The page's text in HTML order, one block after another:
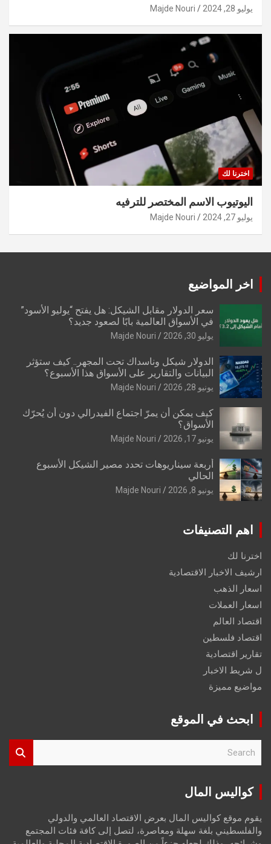
يوليو 28, 2024 Majde Nouri
اخترنا لك
اليوتيوب الاسم المختصر للترفيه
يوليو 27, 2024 Majde Nouri
اخر المواضيع
سعر الدولار مقابل الشيكل: هل يفتح “يوليو الأسود”
في الأسواق العالمية بابًا لصعود جديد؟
يوليو 30, 2026 Majde Nouri
الدولار شيكل وناسداك تحت المجهر.. كيف ستؤثر
البيانات والتقارير على الأسواق هذا الأسبوع؟
يونيو 28, 2026 Majde Nouri
كيف يمكن أن يمرّ اجتماع الفيدرالي دون أن يُحرّك
الأسواق؟
يونيو 17, 2026 Majde Nouri
أربعة سيناريوهات تحدد مصير الشيكل الأسبوع
الحالي
يونيو 8, 2026 Majde Nouri
اهم التصنيفات
اخترنا لك
ارشيف الاخبار الاقتصادية
اسعار الذهب
اسعار العملات
اقتصاد العالم
اقتصاد فلسطين
تقارير اقتصادية
ل شريط الاخبار
مواضيع مميزة
ابحث في الموقع
r
كواليس المال
يقوم موقع كواليس المال بعرض الاقتصاد العالمي والدولي
والفلسطيني بلغة سهلة ومعاصرة، لتصل إلى كافة فئات المجتمع